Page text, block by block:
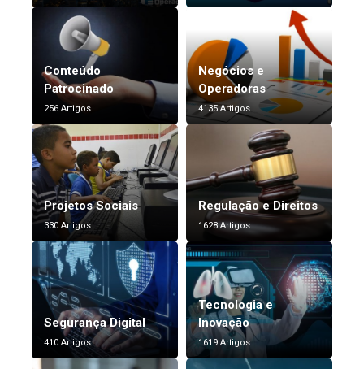
Conteúdo
Patrocinado
256 Artigos
Negócios e
Operadoras
4135 Artigos
Projetos Sociais
330 Artigos
Regulação e Direitos
1628 Artigos
Segurança Digital
410 Artigos
Tecnologia e
Inovação
1619 Artigos